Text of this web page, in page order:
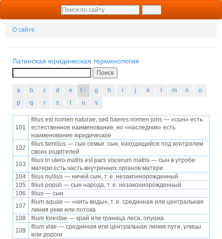
О сайте
Латинская юридическая терминология
Поиск
a b c d e f ↑ g h i j k m n
o
p
q r s t u v
101
filius est nomen naturae, sed haeres nomen juris — «сын» есть
естественное наименование, но «наследник» есть
наименование юридическое
102
filius familius — сын семьи: сын, находящийся под контролем
своих родителей
103
filius in utero matris est pars viscerum matris — сын в утробе
матери есть часть внутренних органов матери
104
filius nullius — ничей сын, т. е. незаконнорожденный
105
filius populi — сын народа, т. е. незаконнорожденный
106
filius — сын
107
filum aquae — «нить воды», т. е. срединная или центральная
линия реки или потока
108
filum forestae — край или граница леса; опушка
109
filum viae — срединная или центральная линия пути, улицы
или дороги